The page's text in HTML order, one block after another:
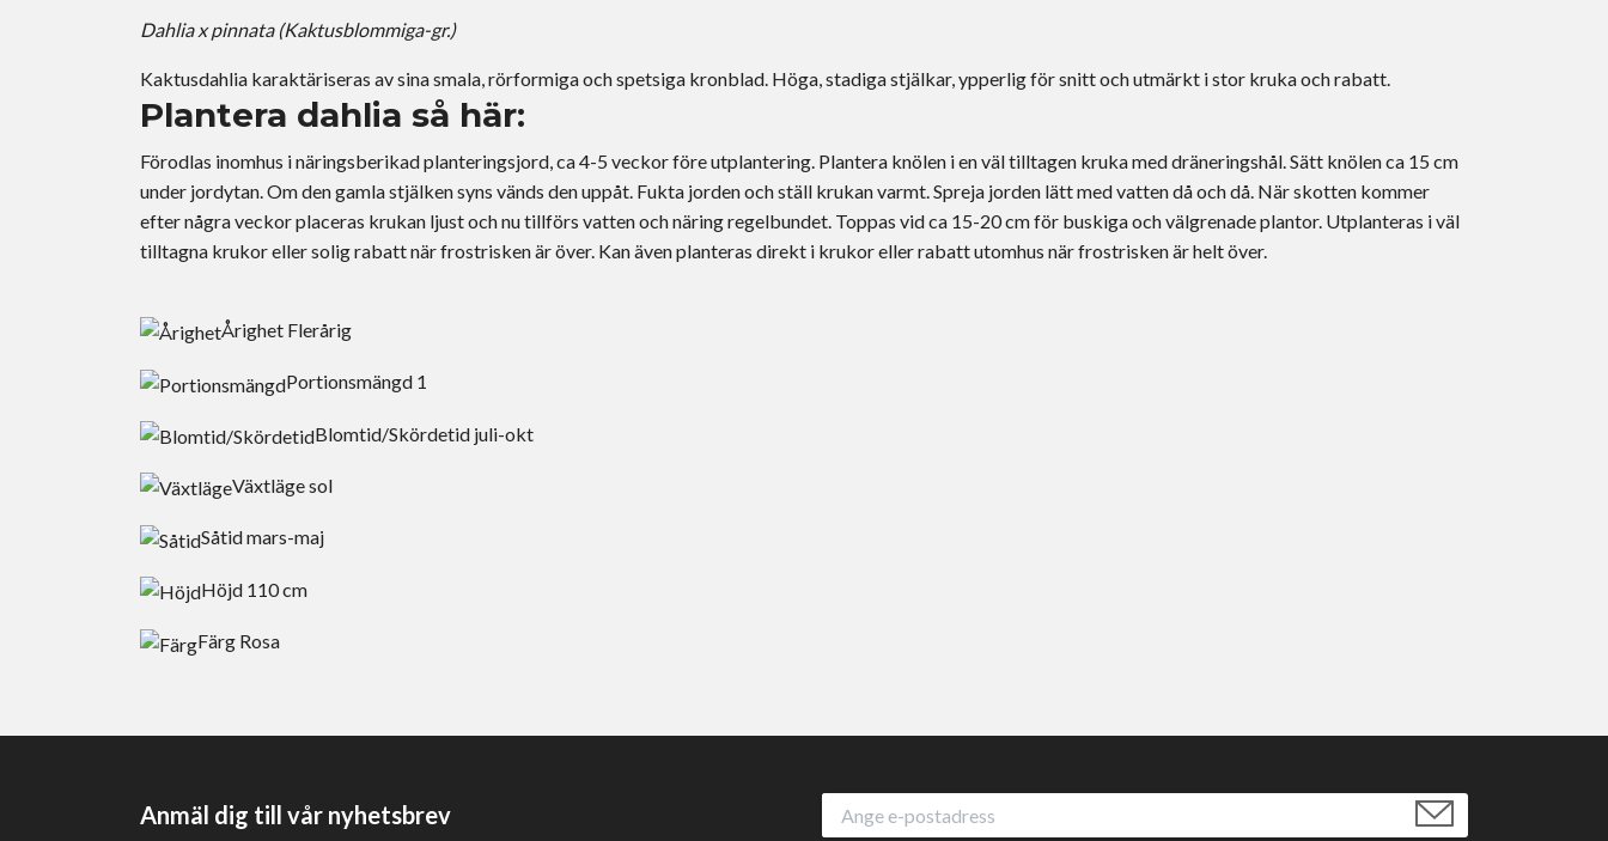
Dahlia x pinnata (Kaktusblommiga-gr.)
Kaktusdahlia karaktäriseras av sina smala, rörformiga och spetsiga kronblad. Höga, stadiga stjälkar, ypperlig för snitt och utmärkt i stor kruka och rabatt.
Plantera dahlia så här:
Förodlas inomhus i näringsberikad planteringsjord, ca 4-5 veckor före utplantering. Plantera knölen i en väl tilltagen kruka med dräneringshål. Sätt knölen ca 15 cm
under jordytan. Om den gamla stjälken syns vänds den uppåt. Fukta jorden och ställ krukan varmt. Spreja jorden lätt med vatten då och då. När skotten kommer
efter några veckor placeras krukan ljust och nu tillförs vatten och näring regelbundet. Toppas vid ca 15-20 cm för buskiga och välgrenade plantor. Utplanteras i väl
tilltagna krukor eller solig rabatt när frostrisken är över. Kan även planteras direkt i krukor eller rabatt utomhus när frostrisken är helt över.
Årighet Flerårig
Portionsmängd 1
Blomtid/Skördetid juli-okt
Växtlägesol
Såtidmars-maj
Höjd 110 cm
Färg Rosa
Anmäl dig till vår nyhetsbrev